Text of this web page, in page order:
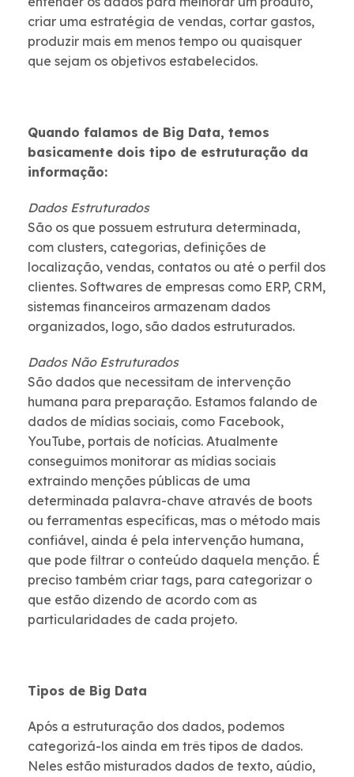
criar uma estratégia de vendas, cortar gastos,
produzir mais em menos tempo ou quaisquer
que sejam os objetivos estabelecidos.
Quando falamos de Big Data, temos
basicamente dois tipo de estruturação da
informação:
Dados Estruturados
São os que possuem estrutura determinada,
com clusters, categorias, definições de
localização, vendas, contatos ou até o perfil dos
clientes. Softwares de empresas como ERP, CRM,
sistemas financeiros armazenam dados
organizados, logo, são dados estruturados.
Dados Não Estruturados
São dados que necessitam de intervenção
humana para preparação. Estamos falando de
dados de mídias sociais, como Facebook,
YouTube, portais de notícias. Atualmente
conseguimos monitorar as mídias sociais
extraindo menções públicas de uma
determinada palavra-chave através de boots
ou ferramentas específicas, mas o método mais
confiável, ainda é pela intervenção humana,
que pode filtrar o conteúdo daquela menção. É
preciso também criar tags, para categorizar o
que estão dizendo de acordo com as
particularidades de cada projeto.
Tipos de Big Data
Após a estruturação dos dados, podemos
categorizá-los ainda em três tipos de dados.
Neles estão misturados dados de texto, aúdio,